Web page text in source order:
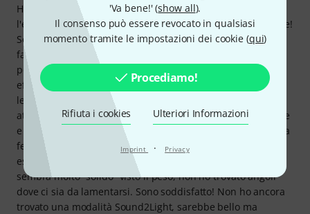
'Va bene!' (show all).
Il consenso può essere revocato in qualsiasi
momento tramite le impostazioni dei cookie (qui)
Procediamo!
Rifiuta i cookies Ulteriori Informazioni
Imprint · Privacy
Ho comprato due di questi pezzi perché a prima vista
l'effetto sembrava abbastanza buono. Aspettative: superate!
Se stai cercando una persona cieca simpatica che possa
fare di più che semplicemente "accendere le luci", sei nel
posto giusto. I 48 LED RGB da 3 W nella cornice creano
effetti ambientali estremamente interessanti. Ho collegato
le parti ad un Maestro DMX; Con le gocce, ad esempio, si
attivano anche le 3 strisce accecanti, il che è molto evidente
e di grande effetto. Puoi effettivamente illuminare un'intera
festa con due di questi dispositivi. RGB luminoso, W
estremamente molto più luminoso! La fattura è buona,
sembra molto “solido” visto il peso, non ho trovato angoli
dove ci sia da lamentarsi. Sono soddisfatto! Non ho ancora
trovato una modalità Sound2Light, sarebbe bello ma